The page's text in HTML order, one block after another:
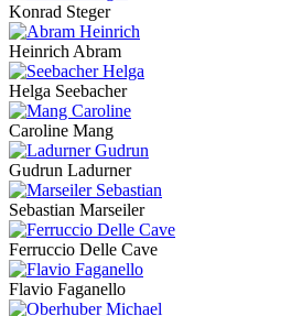
Konrad Steger
Heinrich Abram
Helga Seebacher
Caroline Mang
Gudrun Ladurner
Sebastian Marseiler
Ferruccio Delle Cave
Flavio Faganello